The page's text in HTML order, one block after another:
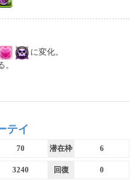
キル
に変化。
テイ
70 潜在枠 6
3240 回復 0